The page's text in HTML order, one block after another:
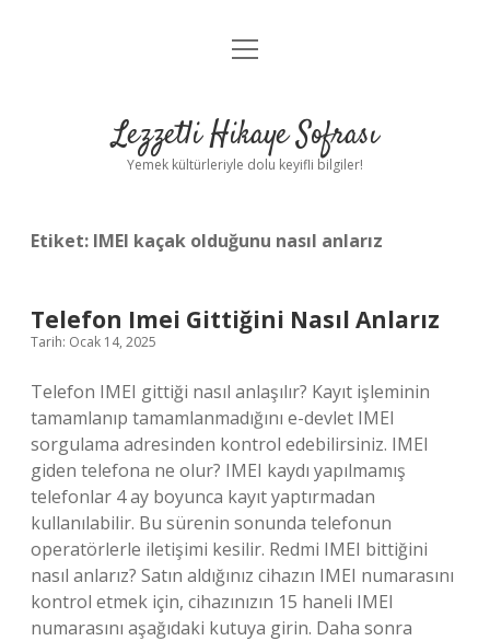
Anasayfa
Yasal Uyarı
menüyü
Lezzetli Hikaye Sofrası
Yemek kültürleriyle dolu keyifli bilgiler!
Etiket: IMEI kaçak olduğunu nasıl anlarız
Telefon Imei Gittiğini Nasıl Anlarız
Tarih: Ocak 14, 2025
Telefon IMEI gittiği nasıl anlaşılır? Kayıt işleminin
tamamlanıp tamamlanmadığını e-devlet IMEI
sorgulama adresinden kontrol edebilirsiniz. IMEI
giden telefona ne olur? IMEI kaydı yapılmamış
telefonlar 4 ay boyunca kayıt yaptırmadan
kullanılabilir. Bu sürenin sonunda telefonun
operatörlerle iletişimi kesilir. Redmi IMEI bittiğini
nasıl anlarız? Satın aldığınız cihazın IMEI numarasını
kontrol etmek için, cihazınızın 15 haneli IMEI
numarasını aşağıdaki kutuya girin. Daha sonra